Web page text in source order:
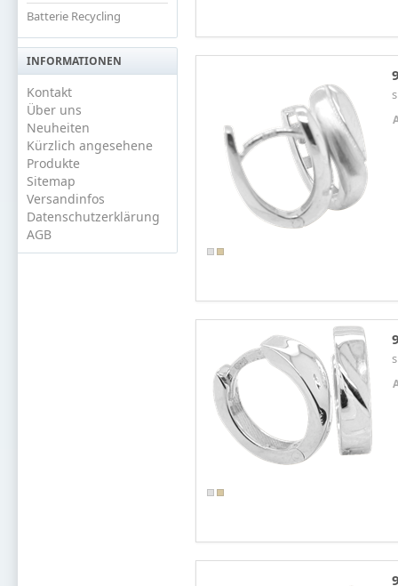
Batterie Recycling
INFORMATIONEN
Kontakt
Über uns
Neuheiten
Kürzlich angesehene
Produkte
Sitemap
Versandinfos
Datenschutzerklärung
AGB